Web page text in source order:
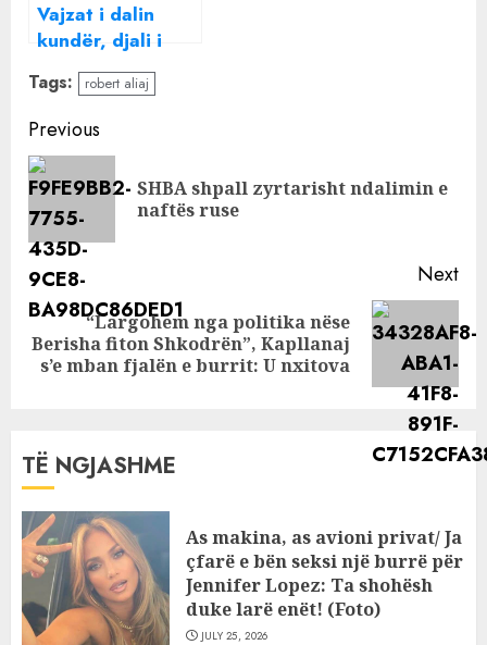
Vajzat i dalin
kundër, djali i
Robert Aliaj merr
vendimin drastik
për Love Story
Tags: robert aliaj
Continue
Reading
Previous
SHBA shpall zyrtarisht ndalimin e
naftës ruse
Next
Next
post:
“Largohem nga politika nëse
Berisha fiton Shkodrën”, Kapllanaj
s’e mban fjalën e burrit: U nxitova
TË NGJASHME
As makina, as avioni privat/ Ja
çfarë e bën seksi një burrë për
Jennifer Lopez: Ta shohësh
duke larë enët! (Foto)
JULY 25, 2026